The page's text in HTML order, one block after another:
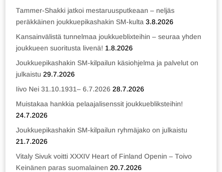
Tammer-Shakki jatkoi mestaruusputkeaan – neljäs
peräkkäinen joukkuepikashakin SM-kulta 3.8.2026
Kansainvälistä tunnelmaa joukkueblixteihin – seuraa yhden
joukkueen suoritusta livenä! 1.8.2026
Joukkuepikashakin SM-kilpailun käsiohjelma ja palvelut on
julkaistu 29.7.2026
Iivo Nei 31.10.1931– 6.7.2026 28.7.2026
Muistakaa hankkia pelaajalisenssit joukkuebliksteihin!
24.7.2026
Joukkuepikashakin SM-kilpailun ryhmäjako on julkaistu
21.7.2026
Vitaly Sivuk voitti XXXIV Heart of Finland Openin – Toivo
Keinänen paras suomalainen 20.7.2026